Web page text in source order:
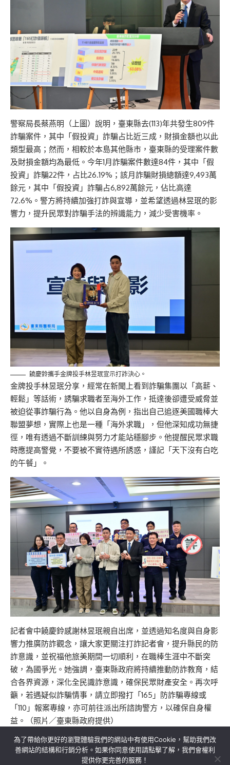
警察局長蔡燕明（上圖）說明，臺東縣去(113)年共發生809件
詐騙案件，其中「假投資」詐騙占比近三成，財損金額也以此
類型最高；然而，相較於本島其他縣市，臺東縣的受理案件數
及財損金額均為最低。今年1月詐騙案件數達84件，其中「假
投資」詐騙22件，占比26.19%；該月詐騙財損總額達9,493萬
餘元，其中「假投資」詐騙占6,892萬餘元，佔比高達
72.6%。警方將持續加強打詐與宣導，並希望透過林昱珉的影
響力，提升民眾對詐騙手法的辨識能力，減少受害機率。
饒慶鈴攜手金牌投手林昱珉宣示打詐決心。
金牌投手林昱珉分享，經常在新聞上看到詐騙集團以「高薪、
輕鬆」等話術，誘騙求職者至海外工作，抵達後卻遭受威脅並
被迫從事詐騙行為。他以自身為例，指出自己追逐美國職棒大
聯盟夢想，實際上也是一種「海外求職」，但他深知成功無捷
徑，唯有透過不斷訓練與努力才能站穩腳步。他提醒民眾求職
時應提高警覺，不要被不實待遇所誘惑，謹記「天下沒有白吃
的午餐」。
記者會中饒慶鈴感謝林昱珉親自出席，並透過知名度與自身影
響力推廣防詐觀念，讓大家更關注打詐記者會，提升縣民的防
詐意識，並祝福他旅美期間一切順利，在職棒生涯中不斷突
破，為國爭光。她強調，臺東縣政府將持續推動防詐教育，結
合各界資源，深化全民識詐意識，確保民眾財產安全。再次呼
籲，若遇疑似詐騙情事，請立即撥打「165」防詐騙專線或
「110」報案專線，亦可前往派出所諮詢警方，以確保自身權
益。（照片／臺東縣政府提供）
關於我們 隱私權政策 聯絡我們
為了帶給你更好的瀏覽體驗我們的網站中有使用Cookie，幫助我們改
善網站的結構和行銷分析。如果你同意使用請點擊了解，我們會權利
提供你更完善的服務！